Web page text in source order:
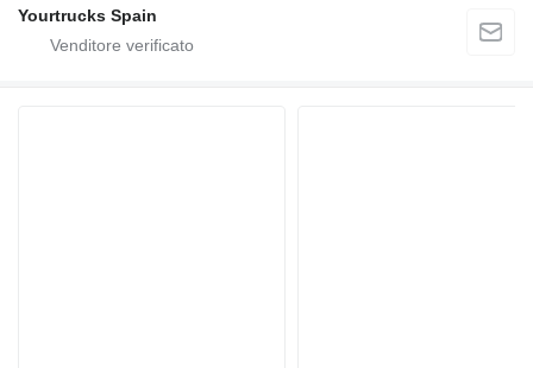
Yourtrucks Spain